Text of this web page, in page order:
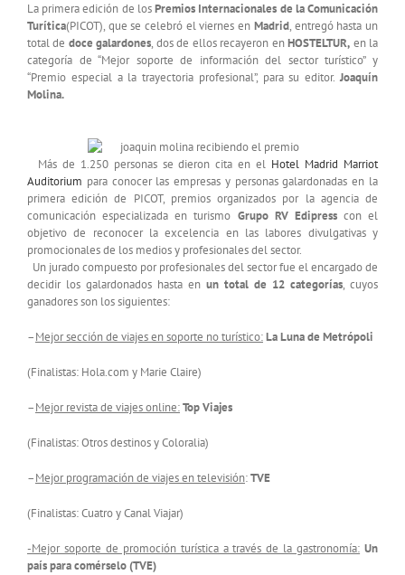
La primera edición de losPremios Internacionales de la Comunicación
Turítica(PICOT), que se celebró el viernes en Madrid, entregó hasta un
total de doce galardones, dos de ellos recayeron enHOSTELTUR, en la
categoría de “Mejor soporte de información del sector turístico” y
“Premio especial a la trayectoria profesional”, para su editor. Joaquín
Molina.
Más de 1.250 personas se dieron cita en el Hotel Madrid Marriot
Auditorium para conocer las empresas y personas galardonadas en la
primera edición de PICOT, premios organizados por la agencia de
comunicación especializada en turismo Grupo RV Edipresscon el
objetivo de reconocer la excelencia en las labores divulgativas y
promocionales de los medios y profesionales del sector.
Un jurado compuesto por profesionales del sector fue el encargado de
decidir los galardonados hasta en un total de 12 categorías, cuyos
ganadores son los siguientes:
–Mejor sección de viajes en soporte no turístico:La Luna de Metrópoli
(Finalistas: Hola.com y Marie Claire)
–Mejor revista de viajes online:Top Viajes
(Finalistas: Otros destinos y Coloralia)
–Mejor programación de viajes en televisión:TVE
(Finalistas: Cuatro y Canal Viajar)
-Mejor soporte de promoción turística a través de la gastronomía: Un
país para comérselo (TVE)